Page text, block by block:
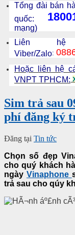
Tổng đài bán
quốc:
mạng)
Liên hệ
Viber/Zalo:
Hoặc liên hệ
VNPT TPHCM:
Sim trả sau
phí đăng ký
Đăng tại Tin tức
Chọn số đẹp
cho quý khách
ngày Vinaphone
trả sau cho qúy